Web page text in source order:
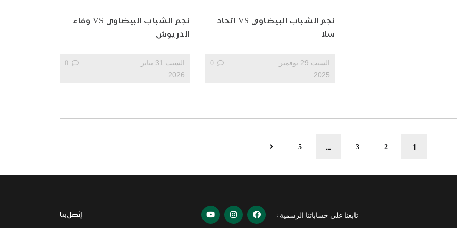
نجم الشباب البيضاوي VS وفاء
الدريوش
السبت 31 يناير
2026
0
نجم الشباب البيضاوي VS اتحاد
سلا
السبت 29 نوفمبر
2025
0
1
2
3
…
5
إتّصل بنا تابعنا على حساباتنا الرسمية :